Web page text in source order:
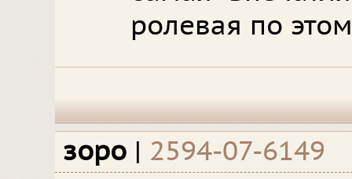
ролевая по
зоро | 2594-07-6149